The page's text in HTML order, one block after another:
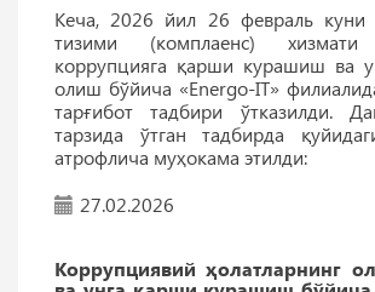
Кеча, 2026 йил 26 февраль куни
тизими (комплаенс) хизмати
коррупцияга қарши курашиш ва
олиш бўйича «Energo-IT»
тарғибот тадбири ўтказилди.
тарзида ўтган тадбирда
атрофлича муҳокама этилди:
27.02.2026
Коррупциявий ҳолатларнинг